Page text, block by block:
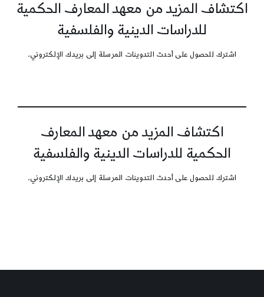
اكتشاف المزيد من معهد المعارف الحكمية
للدراسات الدينية والفلسفية
اشترك للحصول على أحدث التدوينات المرسلة إلى بريدك الإلكتروني.
اكتشاف المزيد من معهد المعارف
الحكمية للدراسات الدينية والفلسفية
اشترك للحصول على أحدث التدوينات المرسلة إلى بريدك الإلكتروني.